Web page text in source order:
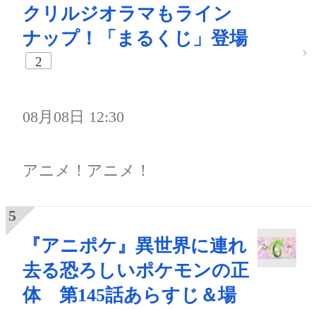
クリルジオラマもライン
ナップ！「まるくじ」登場
2
08月08日 12:30
アニメ！アニメ！
『アニポケ』異世界に連れ
去る恐ろしいポケモンの正
体 第145話あらすじ＆場